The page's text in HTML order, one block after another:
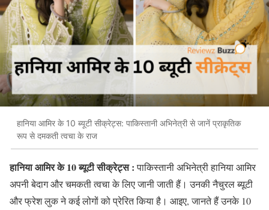
हानिया आमिर के 10 ब्यूटी सीक्रेट्स: पाकिस्तानी अभिनेत्री से जानें प्राकृतिक
रूप से दमकती त्वचा के राज
हानिया आमिर के 10 ब्यूटी सीक्रेट्स :पाकिस्तानी अभिनेत्री हानिया आमिर
अपनी बेदाग और चमकती त्वचा के लिए जानी जाती हैं। उनकी नैचुरल ब्यूटी
और फ्रेश लुक ने कई लोगों को प्रेरित किया है। आइए,जानते हैं उनके 10